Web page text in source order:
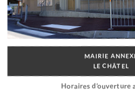
MAIRIE
LE CHÂTEL
Horaires d’ouverture